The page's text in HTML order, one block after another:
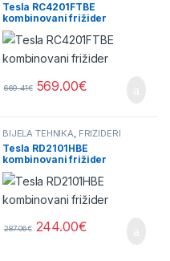
Tesla RC4201FTBE
kombinovani frižider
669.41€ 569.00€
BIJELA TEHNIKA, FRIŽIDERI
Tesla RD2101HBE
kombinovani frižider
287.06€ 244.00€